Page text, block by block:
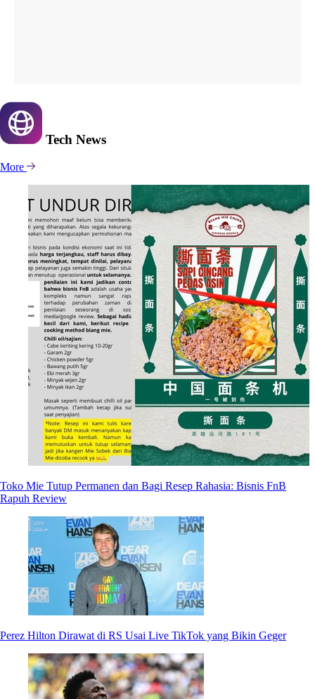
Tech News
More
Toko Mie Tutup Permanen dan Bagi Resep Rahasia: Bisnis FnB
Rapuh Review
Perez Hilton Dirawat di RS Usai Live TikTok yang Bikin Geger